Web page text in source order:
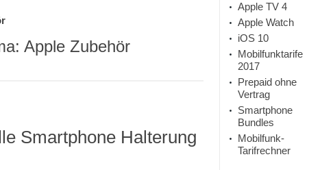
Apple Zubehör
Smartphone Halterung
Apple TV 4
Apple Watch
iOS 10
Mobilfunktarife
2017
Prepaid ohne
Vertrag
Smartphone
Bundles
Mobilfunk-
Tarifrechner